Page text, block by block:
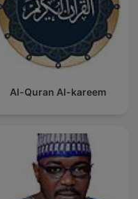
Al-Quran Al-kareem